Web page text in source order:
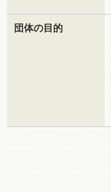
団体の目的